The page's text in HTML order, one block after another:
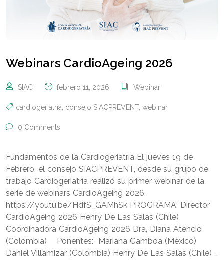
Webinars CardioAgeing 2026
SIAC febrero 11, 2026 Webinar
cardiogeriatría consejo SIACPREVENT, webinar
0 Comments
Fundamentos de la Cardiogeriatría El jueves 19 de
Febrero, el consejo SIACPREVENT, desde su grupo de
trabajo Cardiogeriatría realizó su primer webinar de la
serie de webinars CardioAgeing 2026.
https://youtu.be/HdfS_GAMhSk PROGRAMA: Director
CardioAgeing 2026 Henry De Las Salas (Chile)
Coordinadora CardioAgeing 2026 Dra, Diana Atencio
(Colombia) Ponentes: Mariana Gamboa (México)
Daniel Villamizar (Colombia) Henry De Las Salas (Chile) …